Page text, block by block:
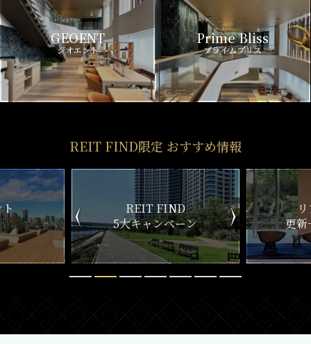
GEOENT
ジオエント
Prime Bliss
プライムブリス
REIT FIND限定 おすすめ情報
FIND
ンペーン
リアルタイム
更新一覧チェック